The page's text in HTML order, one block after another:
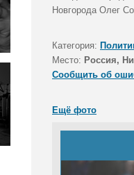
Новгорода Олег
Категория:
Место: Россия,
Сообщить об
Ещё фото